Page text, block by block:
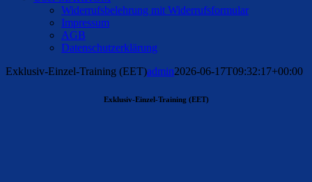
Widerrufsbelehrung mit Widerrufsformular
Impressum
AGB
Datenschutzerklärung
Exklusiv-Einzel-Training (EET)admin2026-06-17T09:32:17+00:00
Exklusiv-Einzel-Training (EET)